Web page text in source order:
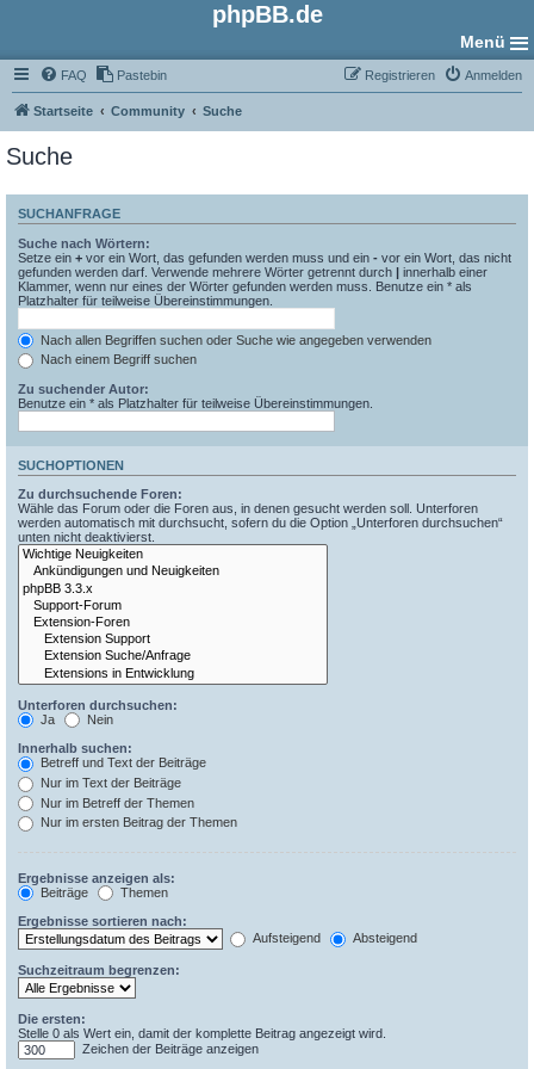
phpBB.de
Menü
FAQ Pastebin Anmelden
Registrieren
Startseite Community Suche
Suche
SUCHANFRAGE
Suche nach Wörtern:
Setze ein + vor ein Wort, das gefunden werden muss und ein - vor ein Wort, das nicht
gefunden werden darf. Verwende mehrere Wörter getrennt durch | innerhalb einer
Klammer, wenn nur eines der Wörter gefunden werden muss. Benutze ein * als
Platzhalter für teilweise Übereinstimmungen.
Nach allen Begriffen suchen oder Suche wie angegeben verwenden
Nach einem Begriff suchen
Zu suchender Autor:
Benutze ein * als Platzhalter für teilweise Übereinstimmungen.
SUCHOPTIONEN
Zu durchsuchende Foren:
Wähle das Forum oder die Foren aus, in denen gesucht werden soll. Unterforen
werden automatisch mit durchsucht, sofern du die Option „Unterforen durchsuchen“
unten nicht deaktivierst.
Unterforen durchsuchen:
Ja
Nein
Innerhalb suchen:
Betreff und Text der Beiträge
Nur im Text der Beiträge
Nur im Betreff der Themen
Nur im ersten Beitrag der Themen
Ergebnisse anzeigen als:
Beiträge
Themen
Ergebnisse sortieren nach:
Aufsteigend
Absteigend
Suchzeitraum begrenzen:
Die ersten:
Stelle 0 als Wert ein, damit der komplette Beitrag angezeigt wird.
Zeichen der Beiträge anzeigen